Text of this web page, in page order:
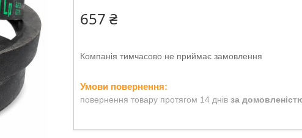
657 ₴
Компанія тимчасово не приймає замовлення
повернення товару протягом 14 днів за